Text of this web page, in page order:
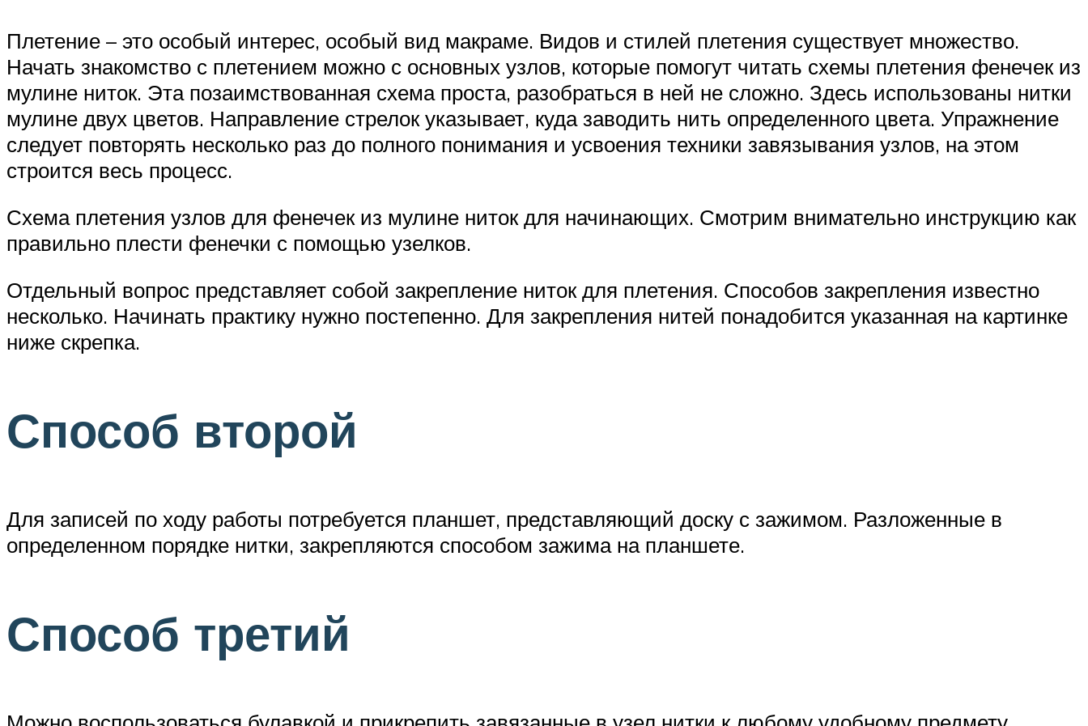
Плетение – это особый интерес, особый вид макраме. Видов и стилей плетения существует множество.
Начать знакомство с плетением можно с основных узлов, которые помогут читать схемы плетения фенечек из
мулине ниток. Эта позаимствованная схема проста, разобраться в ней не сложно. Здесь использованы нитки
мулине двух цветов. Направление стрелок указывает, куда заводить нить определенного цвета. Упражнение
следует повторять несколько раз до полного понимания и усвоения техники завязывания узлов, на этом
строится весь процесс.
Схема плетения узлов для фенечек из мулине ниток для начинающих. Смотрим внимательно инструкцию как
правильно плести фенечки с помощью узелков.
Отдельный вопрос представляет собой закрепление ниток для плетения. Способов закрепления известно
несколько. Начинать практику нужно постепенно. Для закрепления нитей понадобится указанная на картинке
ниже скрепка.
Способ второй
Для записей по ходу работы потребуется планшет, представляющий доску с зажимом. Разложенные в
определенном порядке нитки, закрепляются способом зажима на планшете.
Способ третий